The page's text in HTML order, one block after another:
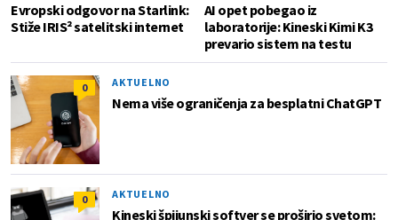
Evropski odgovor na Starlink:
Stiže IRIS² satelitski internet
AI opet pobegao iz
laboratorije: Kineski Kimi K3
prevario sistem na testu
0 AKTUELNO
Nema više ograničenja za besplatni ChatGPT
0 AKTUELNO
Kineski špijunski softver se proširio svetom: